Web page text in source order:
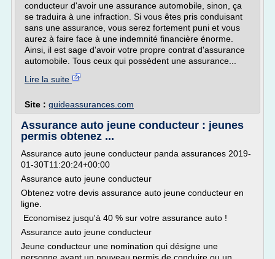
conducteur d'avoir une assurance automobile, sinon, ça
se traduira à une infraction. Si vous êtes pris conduisant
sans une assurance, vous serez fortement puni et vous
aurez à faire face à une indemnité financière énorme.
Ainsi, il est sage d'avoir votre propre contrat d'assurance
automobile. Tous ceux qui possèdent une assurance...
Lire la suite
Site : guideassurances.com
Assurance auto jeune conducteur : jeunes
permis obtenez ...
Assurance auto jeune conducteur panda assurances 2019-
01-30T11:20:24+00:00
Assurance auto jeune conducteur
Obtenez votre devis assurance auto jeune conducteur en
ligne.
Economisez jusqu'à 40 % sur votre assurance auto !
Assurance auto jeune conducteur
Jeune conducteur une nomination qui désigne une